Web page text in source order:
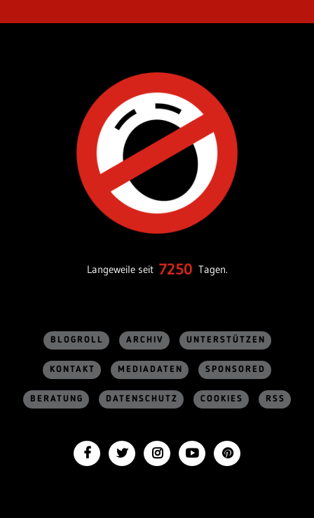
Langeweile seit 7250 Tagen.
BLOGROLL ARCHIV UNTERSTÜTZEN
KONTAKT MEDIADATEN SPONSORED
BERATUNG DATENSCHUTZ COOKIES RSS